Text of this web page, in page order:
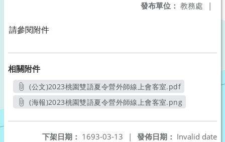
發布單位： 教務處 |
請參閱附件
相關附件
(公文)2023桃園雙語夏令營外師線上會客室.pdf
另開新視窗
(海報)2023桃園雙語夏令營外師線上會客室.png
發佈日期： Invalid date
下架日期： 1693-03-13
|